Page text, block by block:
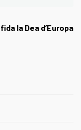
la Dea d’Europa